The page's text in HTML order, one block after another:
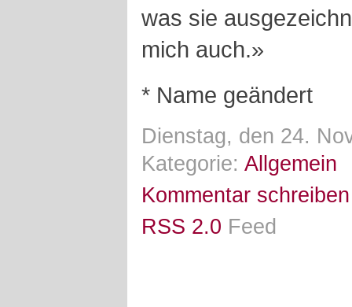
was sie
mich auch.»
* Name geändert
Dienstag, den 24.
Kategorie: Allgemein
Kommentar schreiben
RSS 2.0 Feed